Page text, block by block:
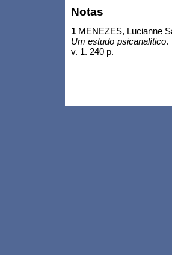
Notas
1 MENEZES, Lucianne
Um estudo psicanalítico.
v. 1. 240 p.